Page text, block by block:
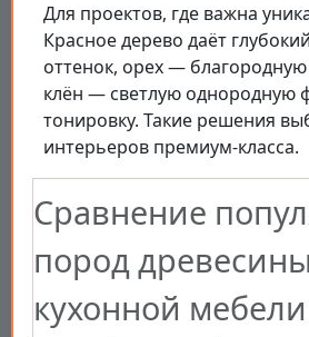
Для проектов, где важна
Красное дерево даёт
оттенок, орех — благородную
клён — светлую однородную
тонировку. Такие решения
интерьеров премиум-класса.
Сравнение
пород
кухонной мебели